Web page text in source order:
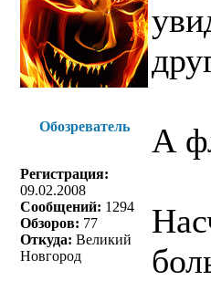
Обозреватель
Регистрация:
09.02.2008
Сообщений: 1294
Обзоров: 77
Откуда: Великий
Новгород
А